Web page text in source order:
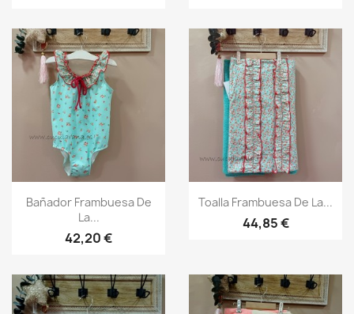
Vista rápida
Bañador Frambuesa De
La...
42,20 €
Vista rápida
Toalla Frambuesa De La...
44,85 €